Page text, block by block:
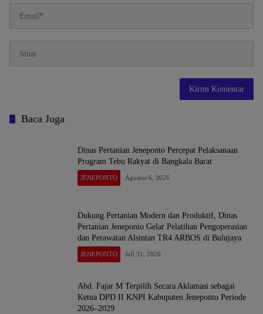
Baca Juga
Dinas Pertanian Jeneponto Percepat Pelaksanaan
Program Tebu Rakyat di Bangkala Barat
JENEPONTO Agustus 6, 2026
Dukung Pertanian Modern dan Produktif, Dinas
Pertanian Jeneponto Gelar Pelatihan Pengoperasian
dan Perawatan Alsintan TR4 ARBOS di Bulujaya
JENEPONTO Juli 31, 2026
Abd. Fajar M Terpilih Secara Aklamasi sebagai
Ketua DPD II KNPI Kabupaten Jeneponto Periode
2026–2029